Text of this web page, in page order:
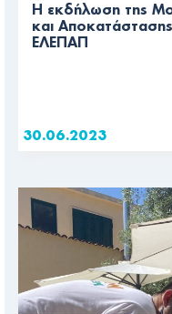
Η εκδήλωση της
και
ΕΛΕΠΑΠ
30.06.2023